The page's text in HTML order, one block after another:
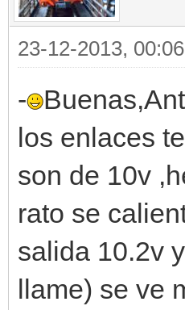
23-12-2013, 00:06
-
los enlaces
son de 10v
rato se
salida 10.2v
llame) se ve